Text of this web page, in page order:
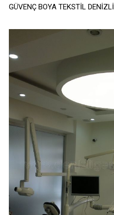
GÜVENÇ BOYA TEKSTİL DENİZLİ